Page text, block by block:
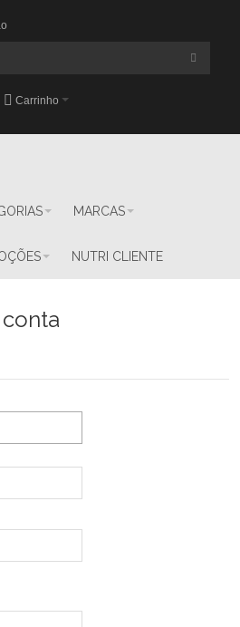
Carrinho
MARCAS
NUTRI CLIENTE